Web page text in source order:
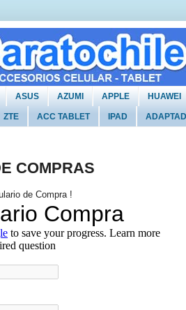
ASUS AZUMI APPLE HUAWEI
ZTE ACC TABLET IPAD
COMPRAS
de Compra !